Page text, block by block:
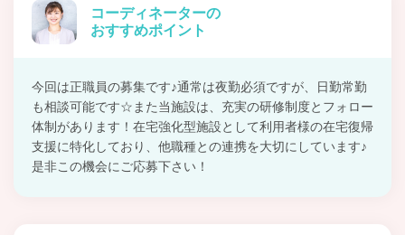
コーディネーターの
おすすめポイント
今回は正職員の募集です♪通常は夜勤必須ですが、日勤常勤
も相談可能です☆また当施設は、充実の研修制度とフォロー
体制があります！在宅強化型施設として利用者様の在宅復帰
支援に特化しており、他職種との連携を大切にしています♪
是非この機会にご応募下さい！